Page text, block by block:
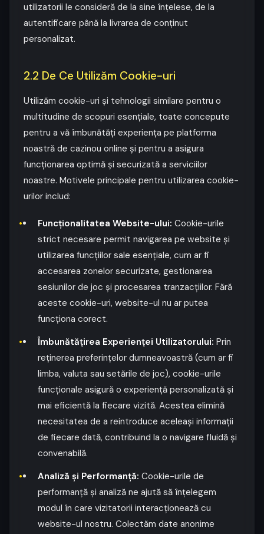
utilizatorii le consideră de la sine înțelese, de la
autentificare până la livrarea de conținut
personalizat.
2.2 De Ce Utilizăm Cookie-uri
Utilizăm cookie-uri și tehnologii similare pentru o
multitudine de scopuri esențiale, toate concepute
pentru a vă îmbunătăți experiența pe platforma
noastră de cazinou online și pentru a asigura
funcționarea optimă și securizată a serviciilor
noastre. Motivele principale pentru utilizarea cookie-
urilor includ:
Funcționalitatea Website-ului: Cookie-urile
strict necesare permit navigarea pe website și
utilizarea funcțiilor sale esențiale, cum ar fi
accesarea zonelor securizate, gestionarea
sesiunilor de joc și procesarea tranzacțiilor. Fără
aceste cookie-uri, website-ul nu ar putea
funcționa corect.
Îmbunătățirea Experienței Utilizatorului: Prin
reținerea preferințelor dumneavoastră (cum ar fi
limba, valuta sau setările de joc), cookie-urile
funcționale asigură o experiență personalizată și
mai eficientă la fiecare vizită. Acestea elimină
necesitatea de a reintroduce aceleași informații
de fiecare dată, contribuind la o navigare fluidă și
convenabilă.
Analiză și Performanță: Cookie-urile de
performanță și analiză ne ajută să înțelegem
modul în care vizitatorii interacționează cu
website-ul nostru. Colectăm date anonime